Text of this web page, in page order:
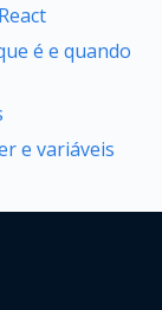
é e quando
e variáveis